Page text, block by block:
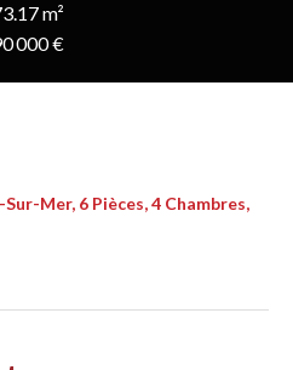
m²
000 €
Mer, 6 Pièces, 4 Chambres,